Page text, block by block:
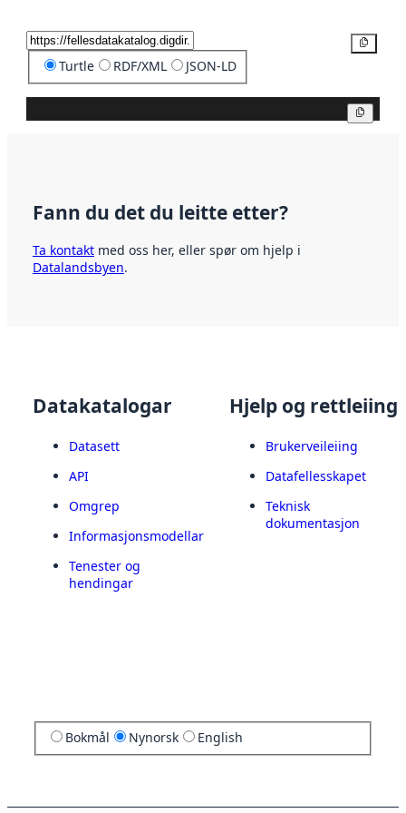
Turtle RDF/XML JSON-LD
Fann du det du leitte etter?
Ta kontakt med oss her, eller spør om hjelp i
Datalandsbyen.
Datakatalogar
Datasett
API
Omgrep
Informasjonsmodellar
Tenester og
hendingar
Hjelp og rettleiing
Brukerveileiing
Datafellesskapet
Teknisk
dokumentasjon
Bokmål Nynorsk English